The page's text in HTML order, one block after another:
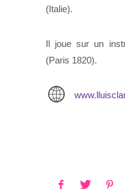
(Italie).
Il joue sur un
(Paris 1820).